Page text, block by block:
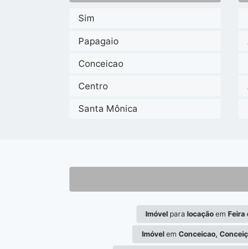
Sim
Papagaio
Conceicao
Centro
Santa Mônica
Imóvel paralocação emFeira
Imóvelem Conceicao,